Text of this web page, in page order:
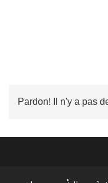
Pardon! Il n'y a pas